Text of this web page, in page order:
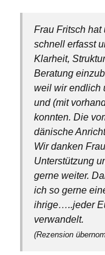
Frau Fritsch hat
schnell erfasst
Klarheit,
Beratung
weil wir endlich
und (mit
konnten. Die
dänische
Wir danken
Unterstützung
gerne weiter.
ich so gerne
ihrige…..jeder
verwandelt.
(Rezension